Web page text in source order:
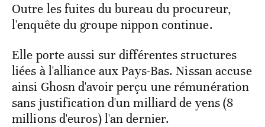
Outre les fuites du bureau du procureur,
l'enquête du groupe nippon continue.
Elle porte aussi sur différentes structures
liées à l'alliance aux Pays-Bas. Nissan accuse
ainsi Ghosn d'avoir perçu une rémunération
sans justification d'un milliard de yens (8
millions d'euros) l'an dernier.